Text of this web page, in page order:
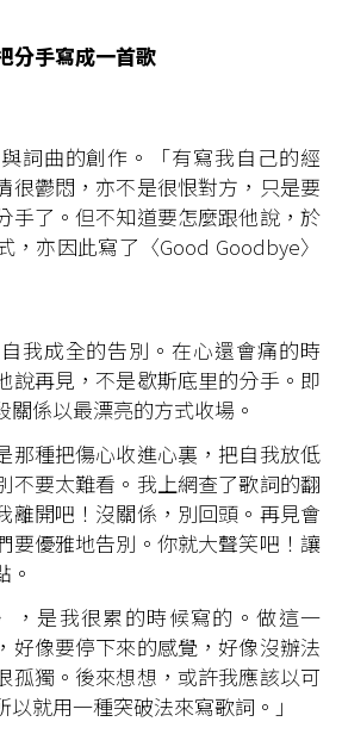
分手寫成一首歌
詞曲的創作。「有寫我自己的經
很鬱悶，亦不是很恨對方，只是要
手了。但不知道要怎麼跟他說，於
，亦因此寫了〈Good Goodbye〉
我成全的告別。在心還會痛的時
說再見，不是歇斯底里的分手。即
係以最漂亮的方式收場。
那種把傷心收進心裏，把自我放低
不要太難看。我上網查了歌詞的翻
離開吧！沒關係，別回頭。再見會
要優雅地告別。你就大聲笑吧！讓
。
，是我很累的時候寫的。做這一
好像要停下來的感覺，好像沒辦法
孤獨。後來想想，或許我應該以可
就用一種突破法來寫歌詞。」